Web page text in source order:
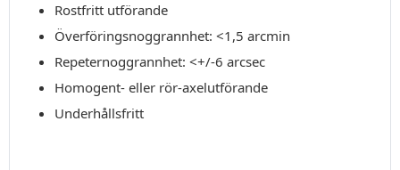
Rostfritt utförande
Överföringsnoggrannhet: <1,5 arcmin
Repeternoggrannhet: <+/-6 arcsec
Homogent- eller rör-axelutförande
Underhållsfritt